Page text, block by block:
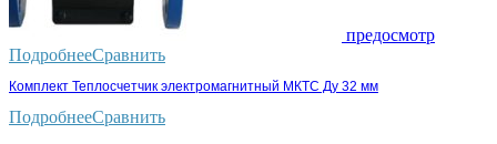
предосмотр
ПодробнееСравнить
Комплект Теплосчетчик электромагнитный МКТС Ду 32 мм
ПодробнееСравнить